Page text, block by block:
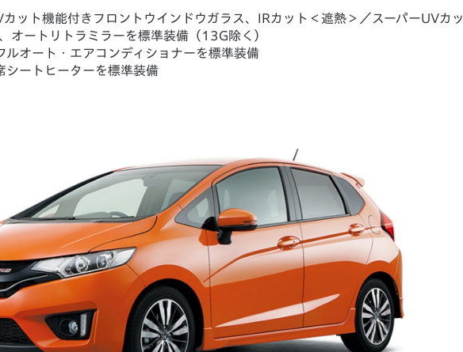
ット機能付きフロントウインドウガラス、IRカット＜遮熱＞／スーパーUVカッ
オートリトラミラーを標準装備（13G除く）
ルオート・エアコンディショナーを標準装備
シートヒーターを標準装備